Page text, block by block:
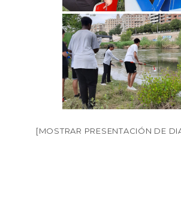
[MOSTRAR PRESENTACIÓN DE